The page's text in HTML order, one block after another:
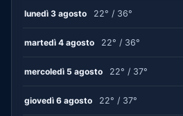
lunedì 3 agosto 22° / 36°
martedì 4 agosto 22° / 36°
mercoledì 5 agosto 22° / 37°
giovedì 6 agosto 22° / 37°